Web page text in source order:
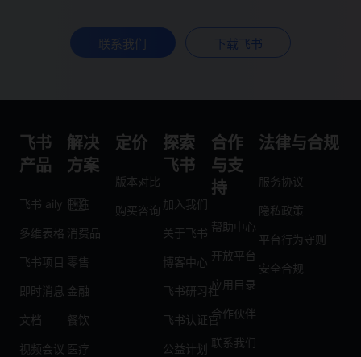
联系我们 下载飞书
飞书
产品
飞书 aily
多维表格
飞书项目
即时消息
文档
视频会议
解决
方案
制造
消费品
零售
金融
餐饮
医疗
定价
版本对比
购买咨询
探索
飞书
加入我们
关于飞书
博客中心
飞书研习社
飞书认证官
公益计划
合作
与支
持
帮助中心
开放平台
应用目录
合作伙伴
联系我们
法律与合规
服务协议
隐私政策
平台行为守则
安全合规